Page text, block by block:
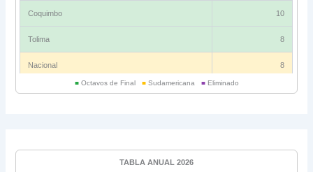
Coquimbo 10
Tolima 8
Nacional 8
■Octavos de Final ■Sudamericana ■Eliminado
TABLA ANUAL 2026